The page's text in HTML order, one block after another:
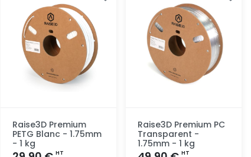
Raise3D Premium
PETG Blanc - 1.75mm
- 1 kg
HT
Raise3D Premium PC
Transparent -
1.75mm - 1 kg
HT